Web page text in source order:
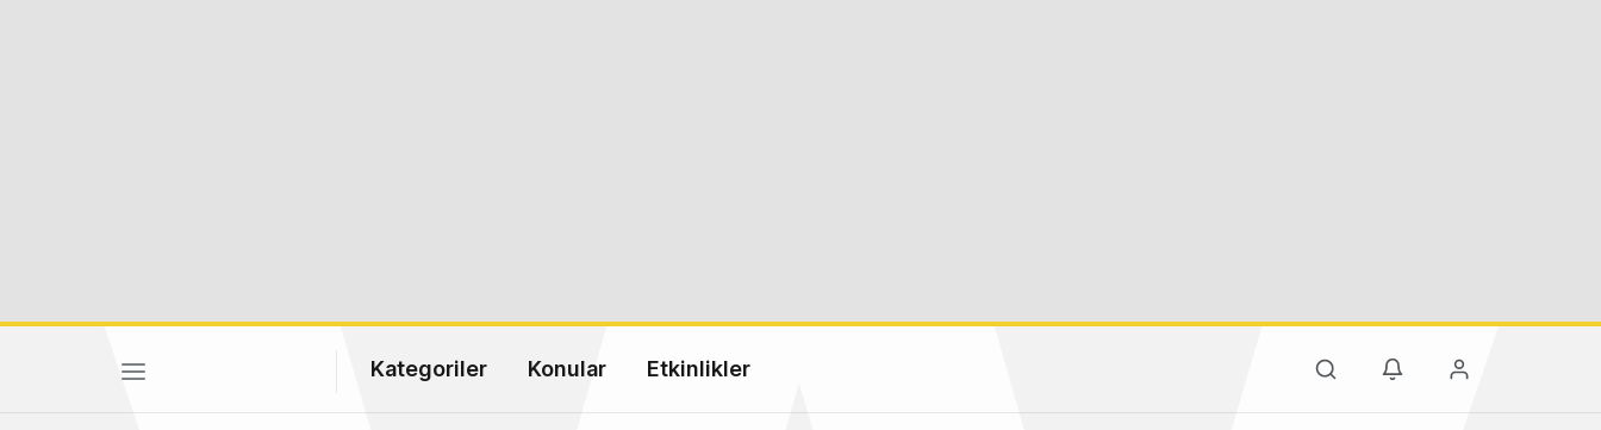
Kategoriler Konular Etkinlikler